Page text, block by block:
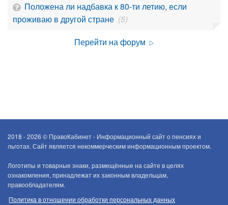
Положена ли надбавка к 80-ти летию, если
проживаю в другой стране (5)
Перейти на форум
2018 - 2026 © ПравоКабинет - Информационный сайт о пенсиях и
льготах. Сайт является некоммерческим информационным проектом.
Логотипы и товарные знаки, размещённые на сайте в целях
ознакомления, принадлежат их законным владельцам,
правообладателям.
Политика в отношении обработки персональных данных